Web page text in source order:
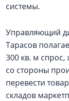
системы.
Управляющий
Тарасов
300 кв. м спрос,
со стороны
перевести
складов